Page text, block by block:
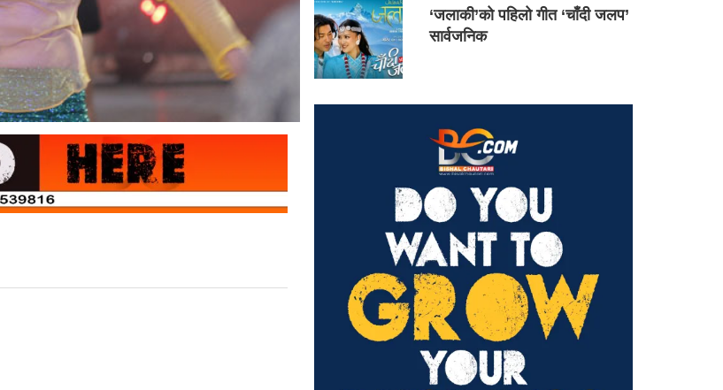
‘जलाकी’को पहिलो गीत ‘चाँदी जलप’
सार्वजनिक